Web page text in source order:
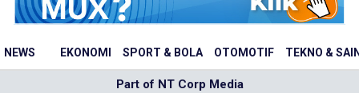
NEWS EKONOMI SPORT & BOLA OTOMOTIF TEKNO &
Part of NT Corp Media